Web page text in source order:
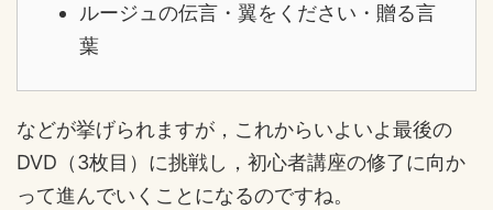
ルージュの伝言・翼をください・贈る言
葉
などが挙げられますが，これからいよいよ最後の
DVD（3枚目）に挑戦し，初心者講座の修了に向か
って進んでいくことになるのですね。